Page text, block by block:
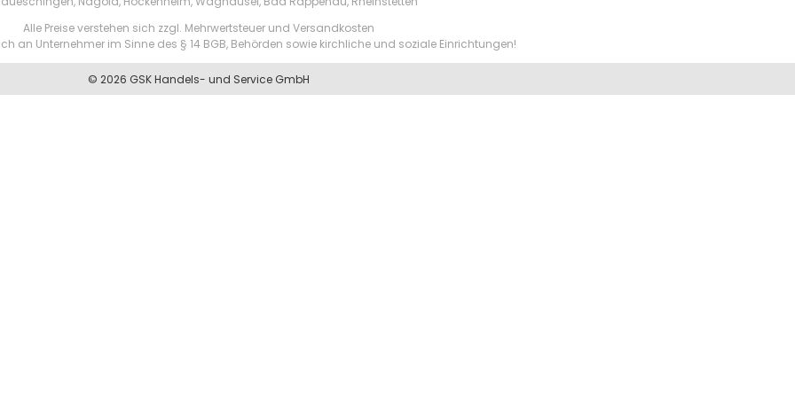
Alle Preise verstehen sich zzgl. Mehrwertsteuer und Versandkosten
an Unternehmer im Sinne des § 14 BGB, Behörden sowie kirchliche und soziale Einrichtungen!
© 2026 GSK Handels- und Service GmbH